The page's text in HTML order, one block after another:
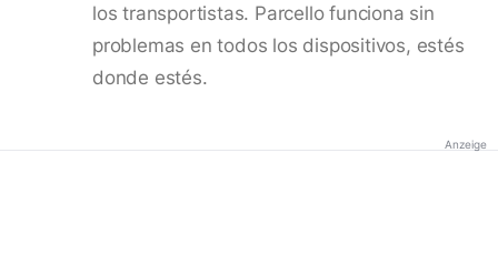
los transportistas. Parcello funciona sin
problemas en todos los dispositivos, estés
donde estés.
Anzeige